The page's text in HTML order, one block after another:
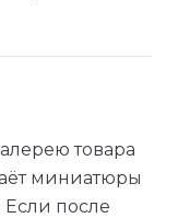
товара
миниатюры
после